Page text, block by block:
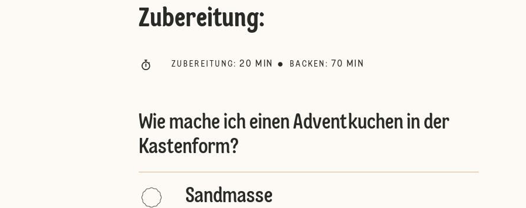
Zubereitung:
ZUBEREITUNG : 20 MIN BACKEN : 70 MIN
Wie mache ich einen Adventkuchen in der
Kastenform?
Sandmasse